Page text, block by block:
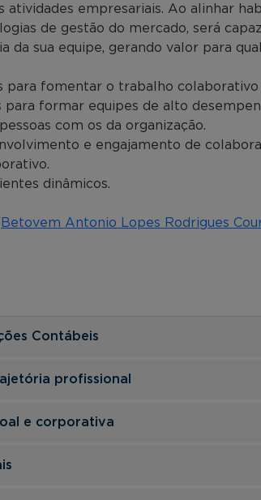
atividades empresariais. Ao alinhar
de gestão do mercado, será
da sua equipe, gerando valor para
para fomentar o trabalho
para formar equipes de alto
com os da organização.
e engajamento de
dinâmicos.
Betovem Antonio Lopes Rodrigues
Contábeis
profissional
e corporativa